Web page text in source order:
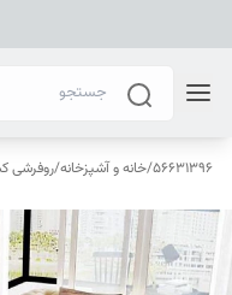
56631396
/خانه و آشپزخانه/روفرشی